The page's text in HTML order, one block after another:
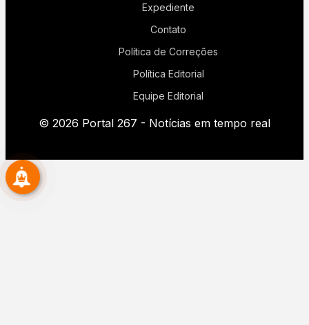
Expediente
Contato
Política de Correções
Política Editorial
Equipe Editorial
© 2026 Portal 267 - Notícias em tempo real